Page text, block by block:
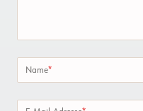
Name*